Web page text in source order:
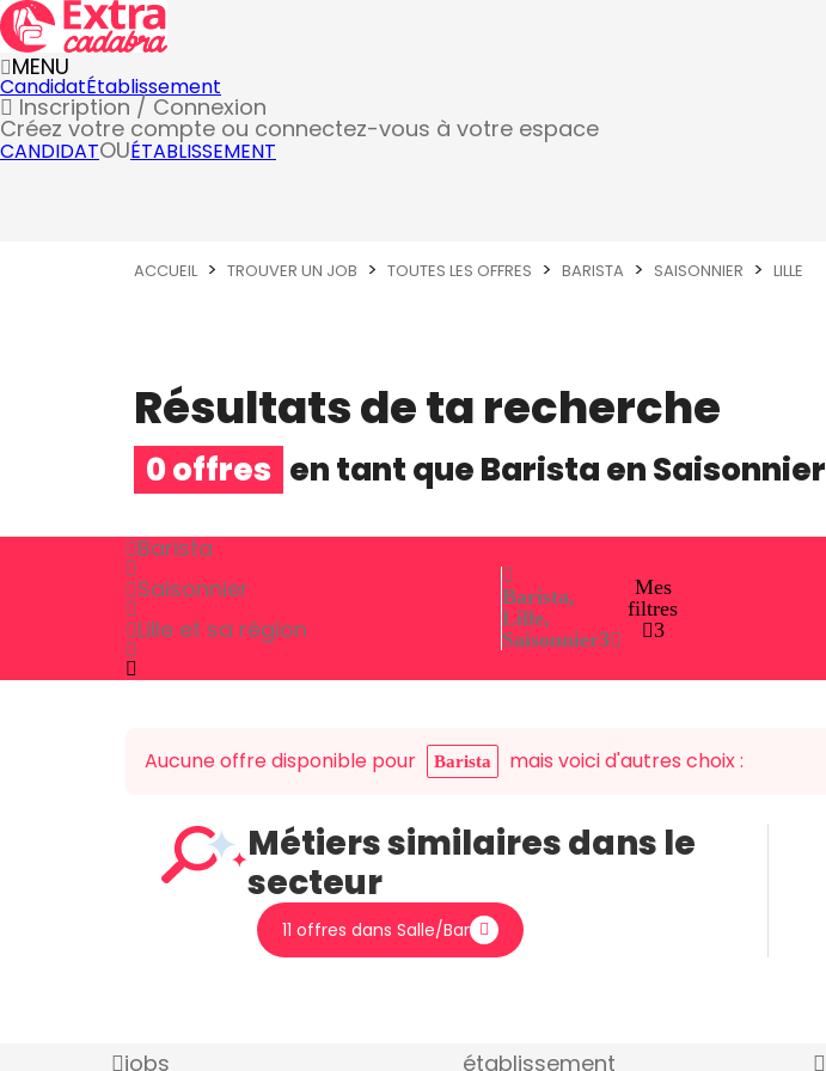
MENU
CandidatÉtablissement
Inscription / Connexion
Créez votre compte ou connectez-vous à votre espace
CANDIDATOUÉTABLISSEMENT
ACCUEIL TROUVER UN JOB TOUTES LES OFFRES BARISTA SAISONNIER LILLE
Résultats de ta recherche
0 offres en tant queBaristaenSaisonnier
Barista
Saisonnier
Lille et sa région
Barista,
Lille,
Saisonnier3
Mes
filtres
3
Aucune offre disponible pour Barista mais voici d'autres choix :
Métiers similaires dans le
secteur
11 offres dans Salle/Bar
jobs établissement